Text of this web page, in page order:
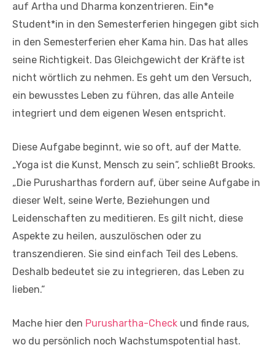
auf Artha und Dharma konzentrieren. Ein*e
Student*in in den Semesterferien hingegen gibt sich
in den Semesterferien eher Kama hin. Das hat alles
seine Richtigkeit. Das Gleichgewicht der Kräfte ist
nicht wörtlich zu nehmen. Es geht um den Versuch,
ein bewusstes Leben zu führen, das alle Anteile
integriert und dem eigenen Wesen entspricht.
Diese Aufgabe beginnt, wie so oft, auf der Matte.
„Yoga ist die Kunst, Mensch zu sein“, schließt Brooks.
„Die Purusharthas fordern auf, über seine Aufgabe in
dieser Welt, seine Werte, Beziehungen und
Leidenschaften zu meditieren. Es gilt nicht, diese
Aspekte zu heilen, auszulöschen oder zu
transzendieren. Sie sind einfach Teil des Lebens.
Deshalb bedeutet sie zu integrieren, das Leben zu
lieben.“
Mache hier den Purushartha-Check und finde raus,
wo du persönlich noch Wachstumspotential hast.